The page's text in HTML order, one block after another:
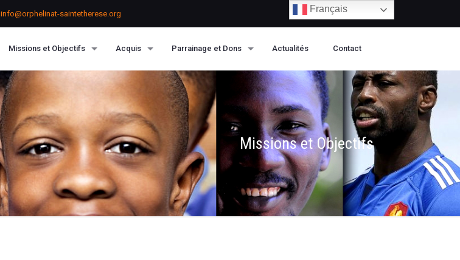
info@orphelinat-saintetherese.org
Missions et Objectifs Acquis Parrainage et Dons Actualités Contact
Missions et Objectifs
Français